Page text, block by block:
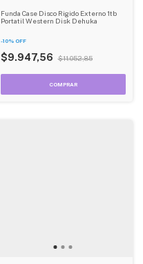
Funda Case Disco Rigido Externo 1tb
Portatil Western Disk Dehuka
-10% OFF
$9.947,56 $11.052,85